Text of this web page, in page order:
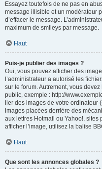
Essayez toutefois de ne pas en
message illisible et un modérateur
d’effacer le message.
maximum de smileys par message.
Haut
Puis-je publier des images ?
Oui, vous pouvez afficher des
l’administrateur a autorisé les
sur le forum. Autrement, vous
public, exemple : http://
lier des images de votre ordinateur
images placées derrière des
aux lettres Hotmail ou Yahoo!, sites
afficher l’image, utilisez la balise
Haut
Que sont les annonces globales ?